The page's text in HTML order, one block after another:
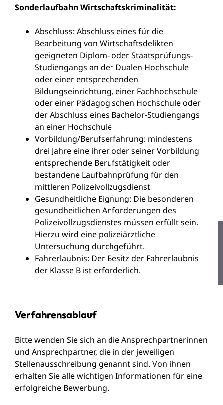
Sonderlaufbahn Wirtschaftskriminalität:
Abschluss: Abschluss eines für die
Bearbeitung von Wirtschaftsdelikten
geeigneten Diplom- oder Staatsprüfungs-
Studiengangs an der Dualen Hochschule
oder einer entsprechenden
Bildungseinrichtung, einer Fachhochschule
oder einer Pädagogischen Hochschule oder
der Abschluss eines Bachelor-Studiengangs
an einer Hochschule
Vorbildung/Berufserfahrung: mindestens
drei Jahre eine ihrer oder seiner Vorbildung
entsprechende Berufstätigkeit oder
bestandene Laufbahnprüfung für den
mittleren Polizeivollzugsdienst
Gesundheitliche Eignung: Die besonderen
gesundheitlichen Anforderungen des
Polizeivollzugsdienstes müssen erfüllt sein.
Hierzu wird eine polizeiärztliche
Untersuchung durchgeführt.
Fahrerlaubnis: Der Besitz der Fahrerlaubnis
der Klasse B ist erforderlich.
Verfahrensablauf
Bitte wenden Sie sich an die Ansprechpartnerinnen
und Ansprechpartner, die in der jeweiligen
Stellenausschreibung genannt sind. Von ihnen
erhalten Sie alle wichtigen Informationen für eine
erfolgreiche Bewerbung.